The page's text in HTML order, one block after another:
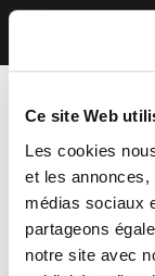
Ce site Web
Les cookies
et les
médias sociaux
partageons
notre site avec